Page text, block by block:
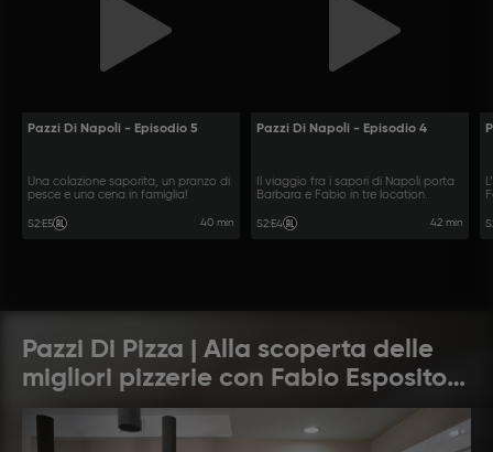
Pazzi Di Napoli - Episodio 5
Una colazione saporita, un pranzo di
pesce e una cena in famiglia!
S2:E5 40 min
Pazzi Di Napoli - Episodio 4
Il viaggio fra i sapori di Napoli porta
Barbara e Fabio in tre location.
S2:E4 42 min
Pazzi Di Pizza | Alla scoperta delle
migliori pizzerie con Fabio Esposito e
Sal Da Vinci